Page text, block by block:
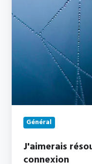
lenteur
connexion
Général
J'aimerais
connexion